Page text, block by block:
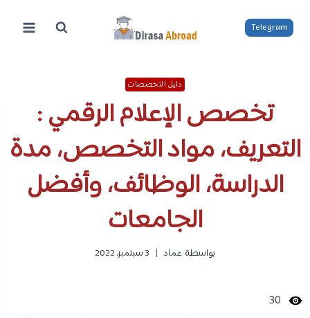
المحتوى
Telegram
دليل التخصصات
تخصص الإعلام الرقمي :
التعريف، مواد التخصص، مدة
الدراسة، الوظائف، وأفضل
الجامعات
بواسطة عماد 3 سبتمبر، 2022
30